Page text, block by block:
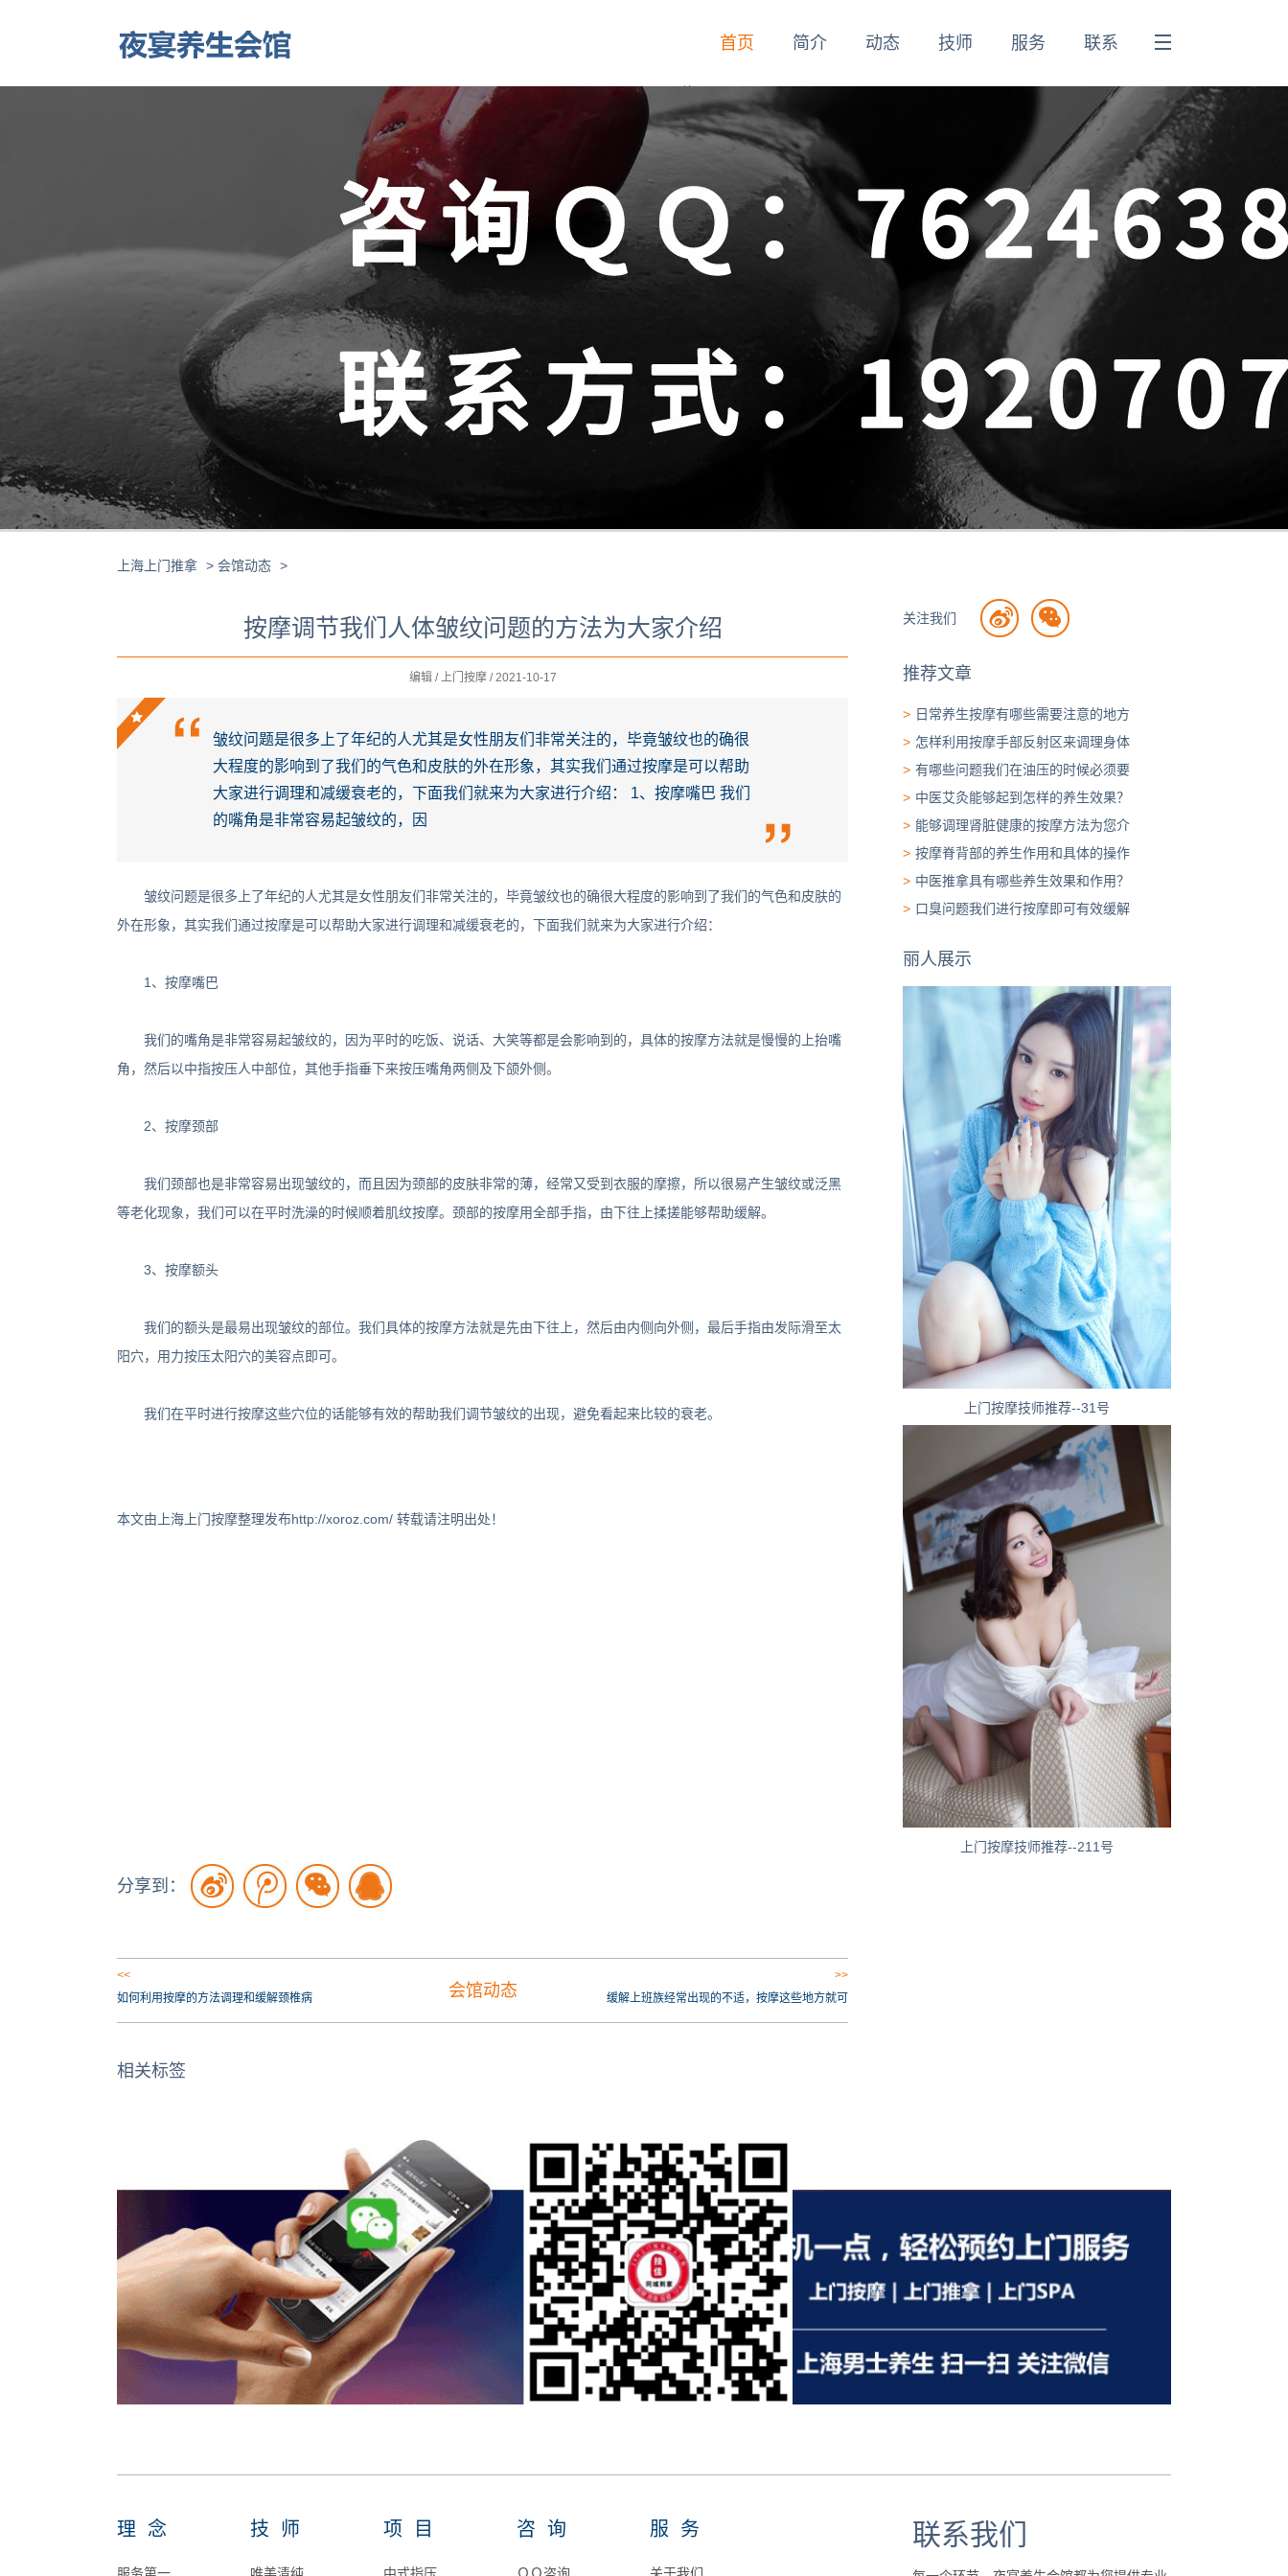
首页 简介 动态 技师 服务 联系
简介
动态
技师
上海上门推拿 > 会馆动态 >
按摩调节我们人体皱纹问题的方法为大家介绍
编辑 / 上门按摩 / 2021-10-17
皱纹问题是很多上了年纪的人尤其是女性朋友们非常关注的，毕竟皱纹也的确很
大程度的影响到了我们的气色和皮肤的外在形象，其实我们通过按摩是可以帮助
大家进行调理和减缓衰老的，下面我们就来为大家进行介绍： 1、按摩嘴巴 我们
的嘴角是非常容易起皱纹的，因
皱纹问题是很多上了年纪的人尤其是女性朋友们非常关注的，毕竟皱纹也的确很大程度的影响到了我们的气色和皮肤的
外在形象，其实我们通过按摩是可以帮助大家进行调理和减缓衰老的，下面我们就来为大家进行介绍：
1、按摩嘴巴
我们的嘴角是非常容易起皱纹的，因为平时的吃饭、说话、大笑等都是会影响到的，具体的按摩方法就是慢慢的上抬嘴
角，然后以中指按压人中部位，其他手指垂下来按压嘴角两侧及下颌外侧。
2、按摩颈部
我们颈部也是非常容易出现皱纹的，而且因为颈部的皮肤非常的薄，经常又受到衣服的摩擦，所以很易产生皱纹或泛黑
等老化现象，我们可以在平时洗澡的时候顺着肌纹按摩。颈部的按摩用全部手指，由下往上揉搓能够帮助缓解。
3、按摩额头
我们的额头是最易出现皱纹的部位。我们具体的按摩方法就是先由下往上，然后由内侧向外侧，最后手指由发际滑至太
阳穴，用力按压太阳穴的美容点即可。
我们在平时进行按摩这些穴位的话能够有效的帮助我们调节皱纹的出现，避免看起来比较的衰老。
本文由上海上门按摩整理发布http://xoroz.com/ 转载请注明出处！
关注我们
推荐文章
> 日常养生按摩有哪些需要注意的地方
> 怎样利用按摩手部反射区来调理身体
> 有哪些问题我们在油压的时候必须要
> 中医艾灸能够起到怎样的养生效果？
> 能够调理肾脏健康的按摩方法为您介
> 按摩脊背部的养生作用和具体的操作
> 中医推拿具有哪些养生效果和作用？
> 口臭问题我们进行按摩即可有效缓解
丽人展示
上门按摩技师推荐--31号
上门按摩技师推荐--211号
分享到：
会馆动态
<<
如何利用按摩的方法调理和缓解颈椎病
>>
缓解上班族经常出现的不适，按摩这些地方就可
相关标签
理念
服务第一
技师
唯美清纯
项目
中式指压
咨询
ＱＱ咨询
服务
关于我们
联系我们